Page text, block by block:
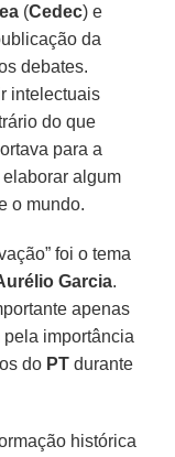
(Cedec) e
da
debates.
intelectuais
do que
para a
algum
o mundo.
foi o tema
Garcia.
apenas
importância
do PT durante
histórica